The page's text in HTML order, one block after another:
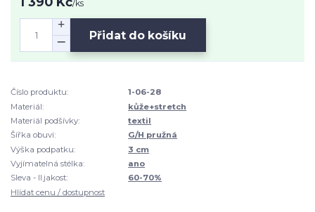
/ks
Přidat do košíku
Číslo produktu:
1-06-28
Materiál:
kůže+stretch
Materiál podšívky:
textil
Šířka obuvi:
G/H pružná
Výška podpatku:
3 cm
Vyjímatelná stélka:
ano
Sleva - II.jakost:
60-70%
Hlídat cenu / dostupnost